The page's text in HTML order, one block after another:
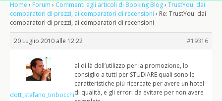
Home › Forum › Commenti agli articoli di Booking Blog› TrustYou: dai
comparatori di prezzi, ai comparatori di recensioni › Re: TrustYou: dai
comparatori di prezzi, ai comparatori di recensioni
20 Luglio 2010 alle 12:22 #19316
dott_stefano_tiribocchi
al di là dell’utilizzo per la promozione, lo
consiglio a tutti per STUDIARE quali sono le
caratteristiche più ricercate per avere un hotel
di qualità, e gli errori da evitare per non avere